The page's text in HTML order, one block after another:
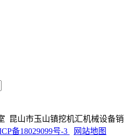
昆山市玉山镇挖机汇机械设备销
备18029099号-3 网站地图